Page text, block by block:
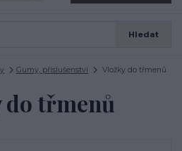
Hledat
Gumy, příslušenství Vložky do třmenů
do třmenů